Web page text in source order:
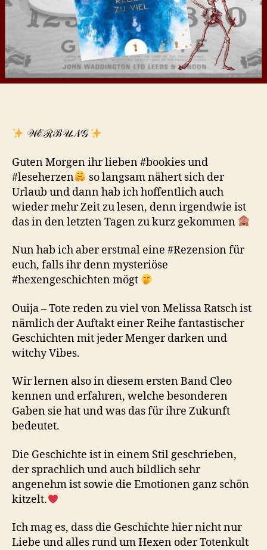
𝒲ℰℛℬ𝒰𝒩𝒢
Guten Morgen ihr lieben #bookies und
#leseherzen
so langsam nähert sich der
Urlaub und dann hab ich hoffentlich auch
wieder mehr Zeit zu lesen, denn irgendwie ist
das in den letzten Tagen zu kurz gekommen
Nun hab ich aber erstmal eine #Rezension für
euch, falls ihr denn mysteriöse
#hexengeschichten mögt
Ouija – Tote reden zu viel von Melissa Ratsch ist
nämlich der Auftakt einer Reihe fantastischer
Geschichten mit jeder Menger darken und
witchy Vibes.
Wir lernen also in diesem ersten Band Cleo
kennen und erfahren, welche besonderen
Gaben sie hat und was das für ihre Zukunft
bedeutet.
Die Geschichte ist in einem Stil geschrieben,
der sprachlich und auch bildlich sehr
angenehm ist sowie die Emotionen ganz schön
kitzelt.
Ich mag es, dass die Geschichte hier nicht nur
Liebe und alles rund um Hexen oder Totenkult